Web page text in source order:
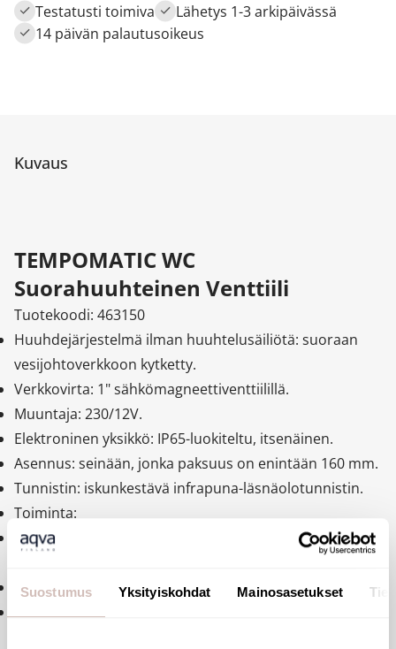
Suostumus Yksityiskohdat Mainosasetukset
Testatusti toimiva
Lähetys 1-3 arkipäivässä
14 päivän palautusoikeus
Kuvaus
TEMPOMATIC WC
Suorahuuhteinen Venttiili
Tuotekoodi: 463150
Huuhdejärjestelmä ilman huuhtelusäiliötä: suoraan
vesijohtoverkkoon kytketty.
Verkkovirta: 1" sähkömagneettiventtiilillä.
Muuntaja: 230/12V.
Elektroninen yksikkö: IP65-luokiteltu, itsenäinen.
Asennus: seinään, jonka paksuus on enintään 160 mm.
Tunnistin: iskunkestävä infrapuna-läsnäolotunnistin.
Toiminta:
Vapaaehtoinen huuhtelu, kun käsi havaitaan noin 4 cm
Automaattinen huuhtelu käyttäjän poistuessa.
Huuhteluajan virtaus: noin 7 sekuntia (säädettävissä 3–